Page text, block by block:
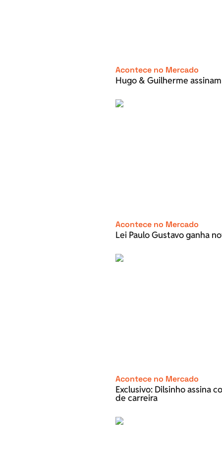
Acontece no Mercado
Hugo & Guilherme
Acontece no Mercado
Lei Paulo Gustavo ganha
Acontece no Mercado
Exclusivo: Dilsinho assina
de carreira